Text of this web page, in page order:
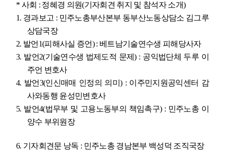
* 사회 : 정혜경 의원(기자회견 취지 및 참석자 소개)
1. 경과보고 : 민주노총부산본부 동부산노동상담소 김그루
상담국장
2. 발언 1(피해사실 증언) : 베트남기술연수생 피해당사자
3. 발언2(기술연수생 법제도적 문제) : 공익법단체 두루 이
주언 변호사
4. 발언3(인신매매 인정의 의미 ) : 이주민지원공익센터 감
사와동행 윤성민변호사
5. 발언4(법무부 및 고용노동부의 책임촉구) : 민주노총 이
양수 부위원장
6. 기자회견문 낭독 : 민주노총 경남본부 백성덕 조직국장